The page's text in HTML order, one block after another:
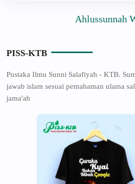
Ahlussunnah Wal
PISS-KTB
Pustaka Ilmu Sunni Salafiyah - KTB.
jawab islam sesuai pemahaman ulama
jama'ah